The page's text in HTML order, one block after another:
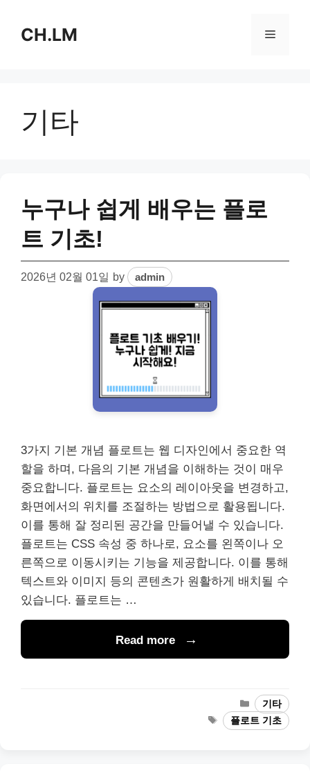
contentCH.LM Menu
기타
누구나 쉽게 배우는 플로
트 기초!
2026년 02월 01일 by admin
3가지 기본 개념 플로트는 웹 디자인에서 중요한 역
할을 하며, 다음의 기본 개념을 이해하는 것이 매우
중요합니다. 플로트는 요소의 레이아웃을 변경하고,
화면에서의 위치를 조절하는 방법으로 활용됩니다.
이를 통해 잘 정리된 공간을 만들어낼 수 있습니다.
플로트는 CSS 속성 중 하나로, 요소를 왼쪽이나 오
른쪽으로 이동시키는 기능을 제공합니다. 이를 통해
텍스트와 이미지 등의 콘텐츠가 원활하게 배치될 수
있습니다. 플로트는 …
Read more
Categories
기타
Tags플로트 기초